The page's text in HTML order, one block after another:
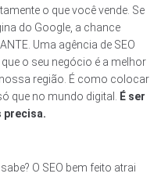
o que você vende. Se
do Google, a chance
Uma agência de SEO
o seu negócio é a melhor
região. É como colocar
que no mundo digital.
É ser
precisa.
O SEO bem feito atrai